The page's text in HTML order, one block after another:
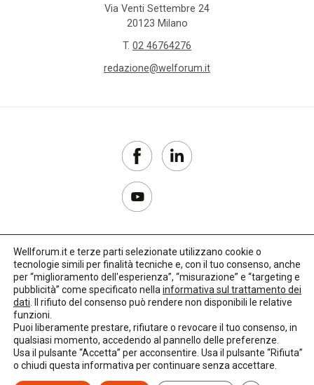
Via Venti Settembre 24
20123 Milano
T. 02 46764276
redazione@welforum.it
Copyright 2017–2026
Privacy Policy
Credits: LO Studio
Wellforum.it e terze parti selezionate utilizzano cookie o
tecnologie simili per finalità tecniche e, con il tuo consenso, anche
per “miglioramento dell'esperienza”, “misurazione” e “targeting e
pubblicità” come specificato nella informativa sul trattamento dei
dati . Il rifiuto del consenso può rendere non disponibili le relative
funzioni.
Puoi liberamente prestare, rifiutare o revocare il tuo consenso, in
qualsiasi momento, accedendo al pannello delle preferenze.
Usa il pulsante “Accetta” per acconsentire. Usa il pulsante “Rifiuta”
o chiudi questa informativa per continuare senza accettare.